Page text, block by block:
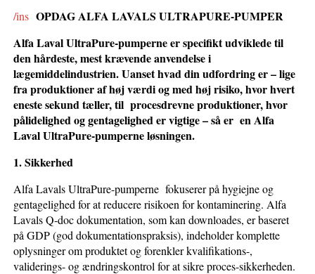
/ins OPDAG ALFA LAVALS ULTRAPURE-PUMPER
Alfa Laval UltraPure-pumperne er specifikt udviklede til
den hårdeste, mest krævende anvendelse i
lægemiddelindustrien. Uanset hvad din udfordring er – lige
fra produktioner af høj værdi og med høj risiko, hvor hvert
eneste sekund tæller, til procesdrevne produktioner, hvor
pålidelighed og gentagelighed er vigtige – så er en Alfa
Laval UltraPure-pumperne løsningen.
1. Sikkerhed
Alfa Lavals UltraPure-pumperne fokuserer på hygiejne og
gentagelighed for at reducere risikoen for kontaminering. Alfa
Lavals Q-doc dokumentation, som kan downloades, er baseret
på GDP (god dokumentationspraksis), indeholder komplette
oplysninger om produktet og forenkler kvalifikations-,
validerings- og ændringskontrol for at sikre proces-sikkerheden.